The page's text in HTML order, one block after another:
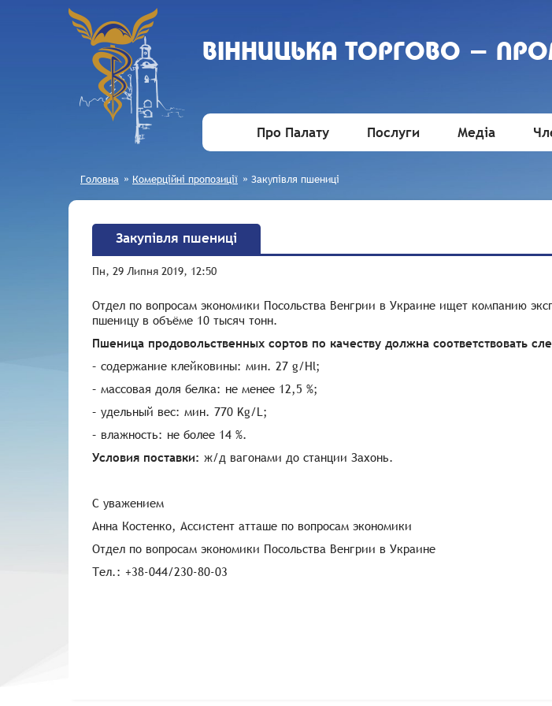
ВIННИЦЬКА ТОРГОВО -
Про Палату Послуги Медіа
Головна » Комерційні пропозиції » Закупівля пшениці
Закупівля пшениці
Пн, 29 Липня 2019, 12:50
Отдел по вопросам экономики Посольства Венгрии в Украине ищет компанию
пшеницу в объёме 10 тысяч тонн.
Пшеница продовольственных сортов по качеству должна соответствовать
– содержание клейковины: мин. 27 g/Hl;
– массовая доля белка: не менее 12,5 %;
– удельный вес: мин. 770 Kg/L;
– влажность: не более 14 %.
Условия поставки: ж/д вагонами до станции Захонь.
С уважением
Анна Костенко, Ассистент атташе по вопросам экономики
Отдел по вопросам экономики Посольства Венгрии в Украине
Тел.: +38-044/230-80-03